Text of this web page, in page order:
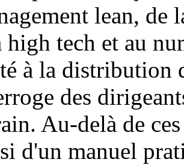
lean, de
high tech et au
à la distribution
des
Au-delà de
d'un manuel